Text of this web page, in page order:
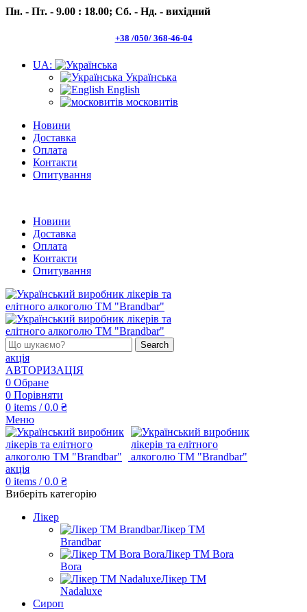
Пн. - Пт. - 9.00 : 18.00; Сб. - Нд. - вихідний
+38 /050/ 368-46-04
UA:
Українська
English
московитів
Новини
Доставка
Оплата
Контакти
Опитування
Новини
Доставка
Оплата
Контакти
Опитування
Search
акція
АВТОРИЗАЦІЯ
0 Обране
0 Порівняти
0 items / 0.0 ₴
Меню
акція
0 items / 0.0 ₴
Виберіть категорію
Лікер
Лікер ТМ
Brandbar
Лікер ТМ Bora
Bora
Лікер ТМ
Nadaluxe
Сироп